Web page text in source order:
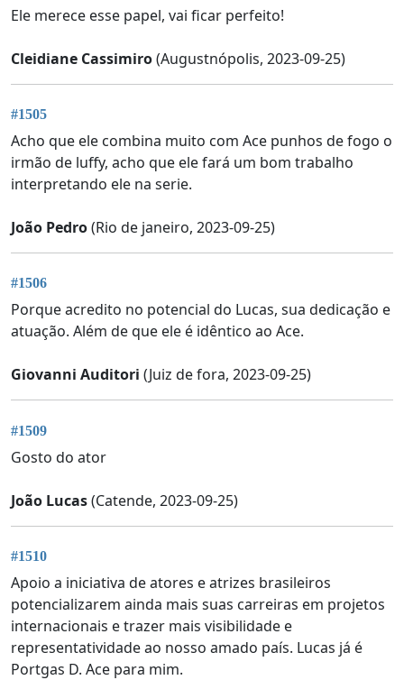
Ele merece esse papel, vai ficar perfeito!
Cleidiane Cassimiro(Augustnópolis, 2023-09-25)
#1505
Acho que ele combina muito com Ace punhos de fogo o
irmão de luffy, acho que ele fará um bom trabalho
interpretando ele na serie.
João Pedro(Rio de janeiro, 2023-09-25)
#1506
Porque acredito no potencial do Lucas, sua dedicação e
atuação. Além de que ele é idêntico ao Ace.
Giovanni Auditori (Juiz de fora, 2023-09-25)
#1509
Gosto do ator
João Lucas(Catende, 2023-09-25)
#1510
Apoio a iniciativa de atores e atrizes brasileiros
potencializarem ainda mais suas carreiras em projetos
internacionais e trazer mais visibilidade e
representatividade ao nosso amado país. Lucas já é
Portgas D. Ace para mim.